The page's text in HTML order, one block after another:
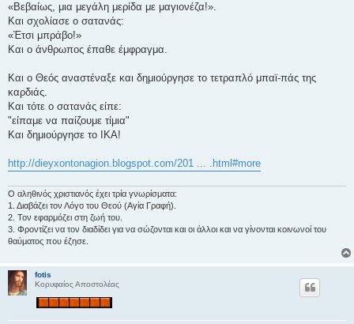
«Βεβαίως, μια μεγάλη μερίδα με μαγιονέζα!».
Kαι σχολίασε ο σατανάς:
«Έτσι μπράβο!»
Και ο άνθρωπος έπαθε έμφραγμα.
Και ο Θεός αναστέναξε και δημιούργησε το τετραπλό μπαϊ-πάς της
καρδιάς.
Και τότε ο σατανάς είπε:
"είπαμε να παίζουμε τίμια"
Και δημιούργησε το ΙΚΑ!
http://dieyxontonagion.blogspot.com/201 ... .html#more
Ο αληθινός χριστιανός έχει τρία γνωρίσματα:
1. Διαβάζει τον Λόγο του Θεού (Αγία Γραφή).
2. Τον εφαρμόζει στη ζωή του.
3. Φροντίζει να τον διαδίδει για να σώζονται και οι άλλοι και να γίνονται κοινωνοί του
θαύματος που έζησε.
fotis
Κορυφαίος Αποστολέας